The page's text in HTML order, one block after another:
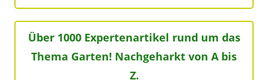
Über 1000 Expertenartikel rund um das
Thema Garten! Nachgeharkt von A bis
Z.